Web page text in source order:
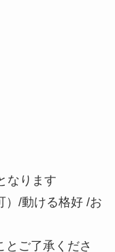
なります
）/動ける格好 /お
とご了承くださ